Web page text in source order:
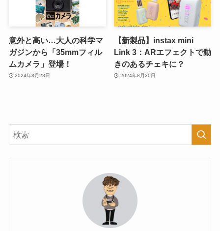
意外と高い…大人の科学マ
ガジンから「35mmフィル
ムカメラ」登場！
2024年8月28日
【新製品】instax mini
Link 3：ARエフェクトで動
きのあるチェキに？
2024年8月20日